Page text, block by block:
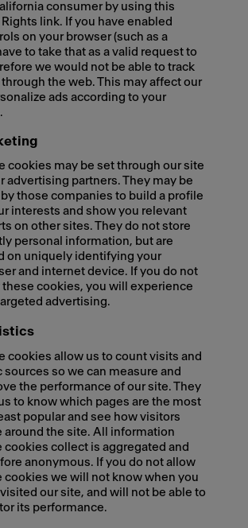
consumer by using this
link. If you have enabled
on your browser (such as a
to take that as a valid request to
we would not be able to track
the web. This may affect our
ads according to your
cookies may be set through our site
advertising partners. They may be
those companies to build a profile
interests and show you relevant
on other sites. They do not store
personal information, but are
on uniquely identifying your
and internet device. If you do not
these cookies, you will experience
advertising.
cookies allow us to count visits and
sources so we can measure and
the performance of our site. They
to know which pages are the most
popular and see how visitors
around the site. All information
cookies collect is aggregated and
anonymous. If you do not allow
cookies we will not know when you
our site, and will not be able to
its performance.